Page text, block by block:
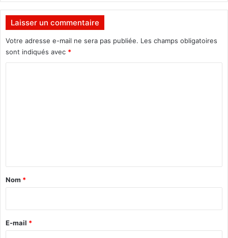
x
l
o
s
i
l
r
e
c
e
R
E
N
A
C
Laisser un commentaire
Votre adresse e-mail ne sera pas publiée. Les champs obligatoires
sont indiqués avec *
a
e
Nom *
E-mail *